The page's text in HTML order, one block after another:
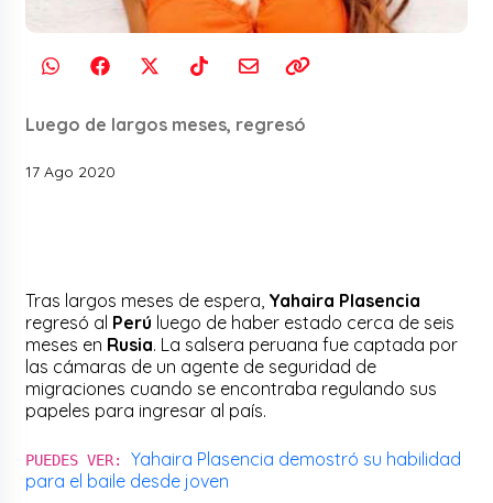
Luego de largos meses, regresó
17 Ago 2020
Tras largos meses de espera, Yahaira Plasencia
regresó al Perú luego de haber estado cerca de seis
meses en Rusia. La salsera peruana fue captada por
las cámaras de un agente de seguridad de
migraciones cuando se encontraba regulando sus
papeles para ingresar al país.
PUEDES VER:Yahaira Plasencia demostró su habilidad
para el baile desde joven